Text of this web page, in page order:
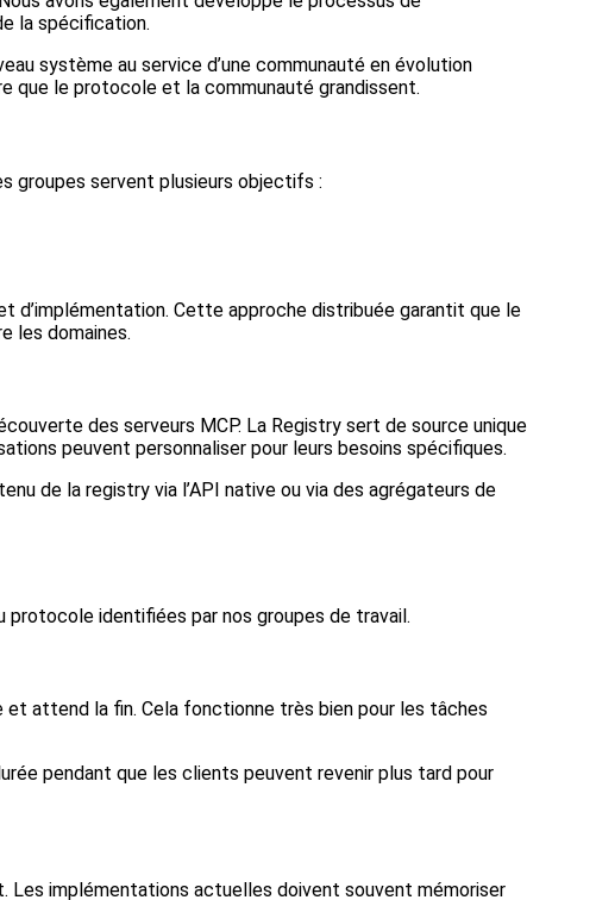
la spécification.
système au service d’une communauté en évolution
que le protocole et la communauté grandissent.
groupes servent plusieurs objectifs :
d’implémentation. Cette approche distribuée garantit que le
les domaines.
des serveurs MCP. La Registry sert de source unique
peuvent personnaliser pour leurs besoins spécifiques.
de la registry via l’API native ou via des agrégateurs de
protocole identifiées par nos groupes de travail.
et attend la fin. Cela fonctionne très bien pour les tâches
pendant que les clients peuvent revenir plus tard pour
Les implémentations actuelles doivent souvent mémoriser